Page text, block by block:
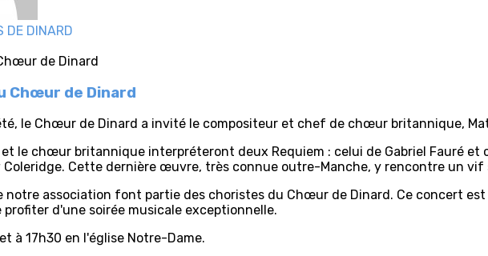
DE DINARD
Chœur de Dinard
le Chœur de Dinard a invité le compositeur et chef de chœur britannique,
le chœur britannique interpréteront deux Requiem : celui de Gabriel Fauré et
Coleridge. Cette dernière œuvre, très connue outre-Manche, y rencontre un vif
notre association font partie des choristes du Chœur de Dinard. Ce concert
profiter d'une soirée musicale exceptionnelle.
à 17h30 en l'église Notre-Dame.